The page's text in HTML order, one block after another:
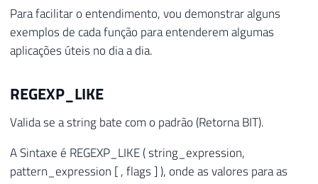
Para facilitar o entendimento, vou demonstrar alguns
exemplos de cada função para entenderem algumas
aplicações úteis no dia a dia.
REGEXP_LIKE
Valida se a string bate com o padrão (Retorna BIT).
A Sintaxe é REGEXP_LIKE ( string_expression,
pattern_expression [ , flags ] ), onde as valores para as